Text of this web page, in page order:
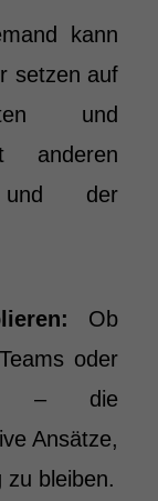
kann
setzen auf
und
anderen
und der
Ob
oder
– die
Ansätze,
zu bleiben.